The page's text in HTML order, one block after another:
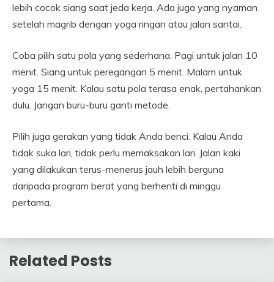
lebih cocok siang saat jeda kerja. Ada juga yang nyaman
setelah magrib dengan yoga ringan atau jalan santai.
Coba pilih satu pola yang sederhana. Pagi untuk jalan 10
menit. Siang untuk peregangan 5 menit. Malam untuk
yoga 15 menit. Kalau satu pola terasa enak, pertahankan
dulu. Jangan buru-buru ganti metode.
Pilih juga gerakan yang tidak Anda benci. Kalau Anda
tidak suka lari, tidak perlu memaksakan lari. Jalan kaki
yang dilakukan terus-menerus jauh lebih berguna
daripada program berat yang berhenti di minggu
pertama.
Related Posts